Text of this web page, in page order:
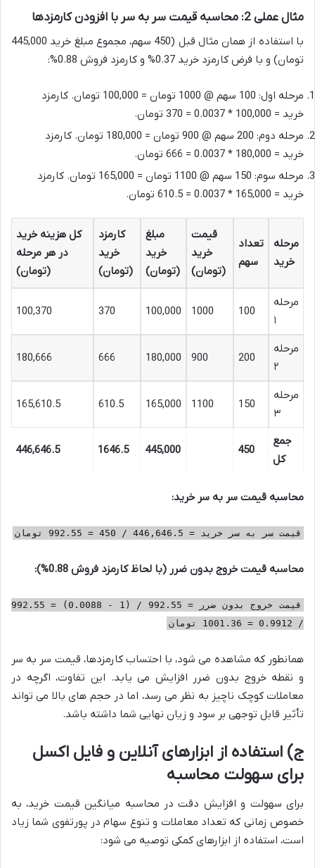
مثال عملی 2: محاسبه قیمت سر به سر با افزودن کارمزدها
با استفاده از همان مثال قبل (450 سهم، مجموع مبلغ خرید 445,000
تومان) و با فرض کارمزد خرید 0.37% و کارمزد فروش 0.88%:
مرحله اول: 100 سهم @ 1000 تومان = 100,000 تومان. کارمزد
خرید = 100,000 * 0.0037 = 370 تومان.
مرحله دوم: 200 سهم @ 900 تومان = 180,000 تومان. کارمزد
خرید = 180,000 * 0.0037 = 666 تومان.
مرحله سوم: 150 سهم @ 1100 تومان = 165,000 تومان. کارمزد
خرید = 165,000 * 0.0037 = 610.5 تومان.
مرحله
خرید
تعداد
سهم
قیمت
خرید
(تومان)
مبلغ
خرید
(تومان)
کارمزد
خرید
(تومان)
کل هزینه خرید
در هر مرحله
(تومان)
مرحله
۱
100
1000
100,000
370
100,370
مرحله
۲
200
900
180,000
666
180,666
مرحله
۳
150
1100
165,000
610.5
165,610.5
جمع
کل
450
445,000
1646.5
446,646.5
محاسبه قیمت سر به سر خرید:
قیمت سر به سر خرید = 446,646.5 / 450 = 992.55 تومان
محاسبه قیمت خروج بدون ضرر (با لحاظ کارمزد فروش 0.88%):
قیمت خروج بدون ضرر = 992.55 / (1 - 0.0088) = 992.55
/ 0.9912 = 1001.36 تومان
همانطور که مشاهده می شود، با احتساب کارمزدها، قیمت سر به سر
و نقطه خروج بدون ضرر افزایش می یابد. این تفاوت، اگرچه در
معاملات کوچک ناچیز به نظر می رسد، اما در حجم های بالا می تواند
تأثیر قابل توجهی بر سود و زیان نهایی شما داشته باشد.
ج) استفاده از ابزارهای آنلاین و فایل اکسل
برای سهولت محاسبه
برای سهولت و افزایش دقت در محاسبه میانگین قیمت خرید، به
خصوص زمانی که تعداد معاملات و تنوع سهام در پورتفوی شما زیاد
است، استفاده از ابزارهای کمکی توصیه می شود: